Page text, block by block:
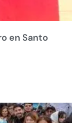
en Santo